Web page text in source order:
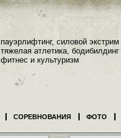
пауэрлифтинг, силовой экстрим
тяжелая атлетика, бодибилдинг
фитнес и культуризм
СОРЕВНОВАНИЯ ФОТО